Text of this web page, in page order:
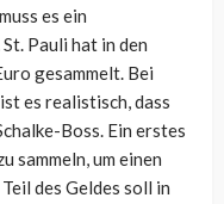
es ein
Pauli hat in den
gesammelt. Bei
es realistisch, dass
Boss. Ein erstes
sammeln, um einen
des Geldes soll in